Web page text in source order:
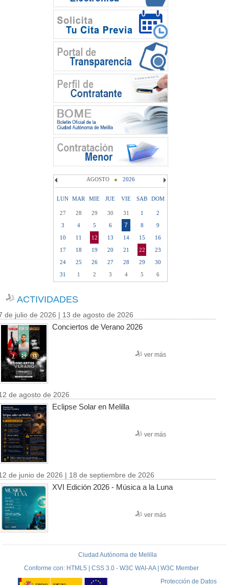
AGOSTO 2026
LUN MAR MIE JUE VIE SAB DOM
27 28 29 30 31 1
2
3
4 5 6 7 8
9
10
11 12 13 14 15
16
17
18 19 20 21 22
23
24
25 26 27 28 29
30
31
1 2 3 4 5 6
ACTIVIDADES
de julio de 2026 | 13 de agosto de 2026
Conciertos de Verano 2026
ver más
de agosto de 2026
Eclipse Solar en Melilla
ver más
de junio de 2026 | 18 de septiembre de 2026
XVI Edición 2026 - Música a la Luna
ver más
Ciudad Autónoma de Melilla
Conforme con: HTML5 | CSS 3.0 - W3C WAI-AA | W3C Member
Protección de Datos